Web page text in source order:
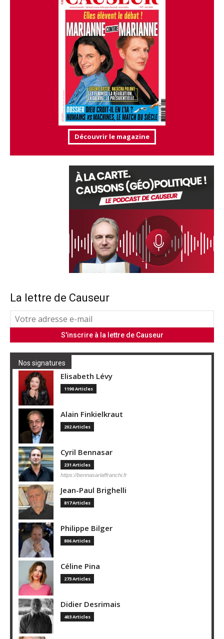
Découvrir le magazine
La lettre de Causeur
Nos signatures
Elisabeth Lévy
1190 Articles
Alain Finkielkraut
202 Articles
Cyril Bennasar
231 Articles
https://bennasarlaffranchi.fr
Jean-Paul Brighelli
817 Articles
Philippe Bilger
806 Articles
Céline Pina
273 Articles
Didier Desrimais
403 Articles